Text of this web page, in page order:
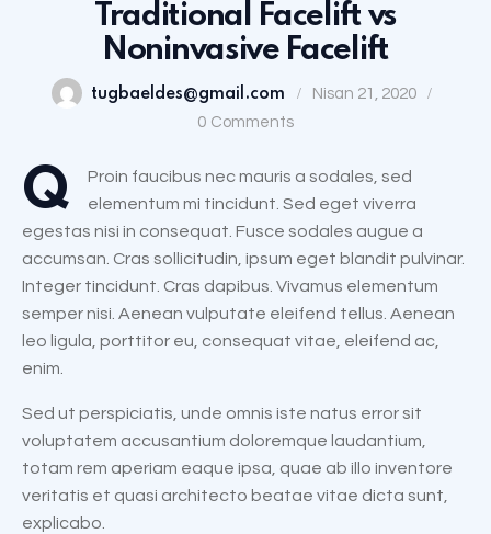
Traditional Facelift vs
Noninvasive Facelift
tugbaeldes@gmail.com
Nisan 21, 2020
0 Comments
Q
Proin faucibus nec mauris a sodales, sed
elementum mi tincidunt. Sed eget viverra
egestas nisi in consequat. Fusce sodales augue a
accumsan. Cras sollicitudin, ipsum eget blandit pulvinar.
Integer tincidunt. Cras dapibus. Vivamus elementum
semper nisi. Aenean vulputate eleifend tellus. Aenean
leo ligula, porttitor eu, consequat vitae, eleifend ac,
enim.
Sed ut perspiciatis, unde omnis iste natus error sit
voluptatem accusantium doloremque laudantium,
totam rem aperiam eaque ipsa, quae ab illo inventore
veritatis et quasi architecto beatae vitae dicta sunt,
explicabo.